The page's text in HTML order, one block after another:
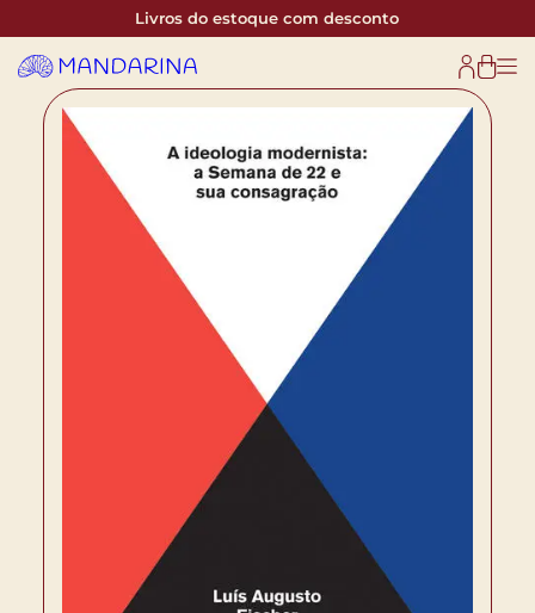
Livros do estoque com desconto